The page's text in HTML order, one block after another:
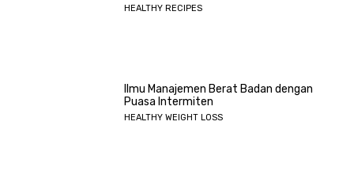
HEALTHY RECIPES
Ilmu Manajemen Berat Badan dengan
Puasa Intermiten
HEALTHY WEIGHT LOSS